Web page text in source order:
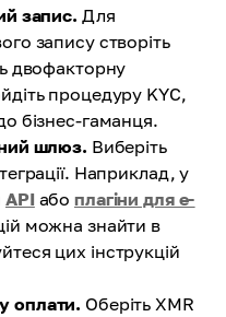
запис. Для
запису створіть
двофакторну
процедуру KYC,
бізнес-гаманця.
шлюз. Виберіть
Наприклад, у
APIабоплагіни для e-
можна знайти в
цих інструкцій
оплати. Оберіть XMR